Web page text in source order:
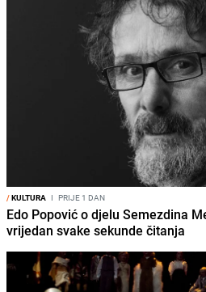
/KULTURA I PRIJE 1 DAN
Edo Popović o djelu Semezdina
vrijedan svake sekunde čitanja